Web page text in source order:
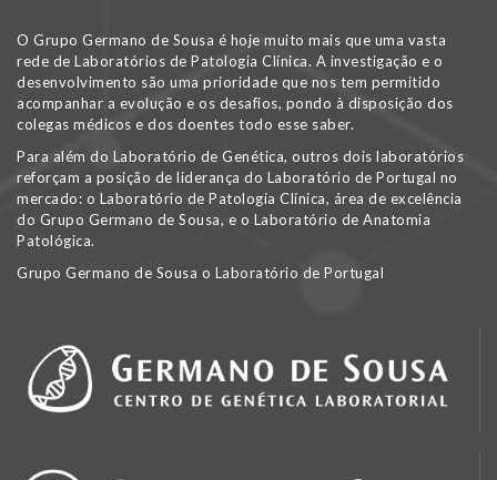
O Grupo Germano de Sousa é hoje muito mais que uma vasta
rede de Laboratórios de Patologia Clínica. A investigação e o
desenvolvimento são uma prioridade que nos tem permitido
acompanhar a evolução e os desafios, pondo à disposição dos
colegas médicos e dos doentes todo esse saber.
Para além do Laboratório de Genética, outros dois laboratórios
reforçam a posição de liderança do Laboratório de Portugal no
mercado: o Laboratório de Patologia Clínica, área de excelência
do Grupo Germano de Sousa, e o Laboratório de Anatomia
Patológica.
Grupo Germano de Sousa o Laboratório de Portugal